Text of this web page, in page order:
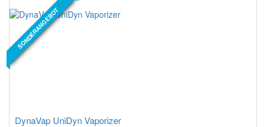
NEUER ARTIKEL
SONDERANGEBOT
DynaVap UniDyn Vaporizer